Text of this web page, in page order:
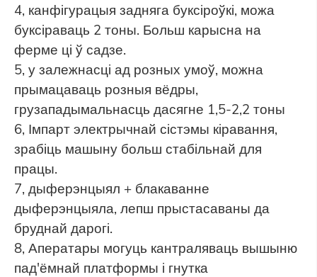
4, канфігурацыя задняга буксіроўкі, можа
буксіраваць 2 тоны. Больш карысна на
ферме ці ў садзе.
5, у залежнасці ад розных умоў, можна
прымацаваць розныя вёдры,
грузападымальнасць дасягне 1,5-2,2 тоны
6, Імпарт электрычнай сістэмы кіравання,
зрабіць машыну больш стабільнай для
працы.
7, дыферэнцыял + блакаванне
дыферэнцыяла, лепш прыстасаваны да
бруднай дарогі.
8, Аператары могуць кантраляваць вышыню
пад'ёмнай платформы і гнутка